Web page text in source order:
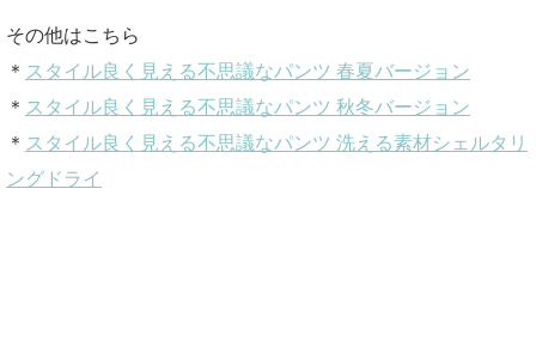
その他はこちら
＊ スタイル良く見える不思議なパンツ 春夏バージョン
＊ スタイル良く見える不思議なパンツ 秋冬バージョン
＊ スタイル良く見える不思議なパンツ 洗える素材シェルタリ
ングドライ